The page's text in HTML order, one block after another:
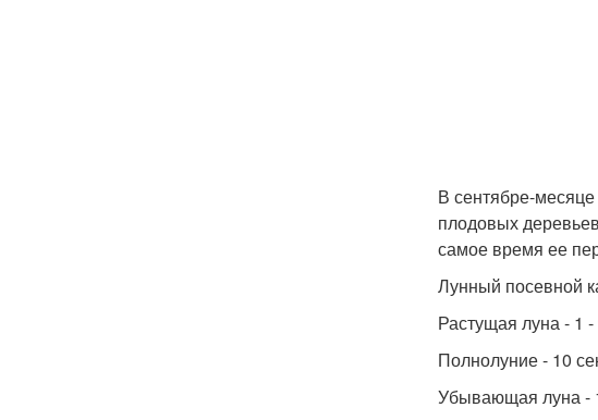
В сентябре-
плодовых
самое время ее
Лунный посевной
Растущая луна - 1
Полнолуние - 10
Убывающая луна -